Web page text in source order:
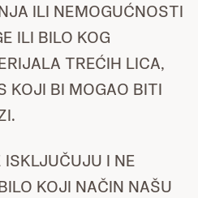
ILI NEMOGUĆNOSTI
ILI BILO KOG
TREĆIH LICA,
KOJI BI MOGAO BITI
I NE
KOJI NAČIN NAŠU